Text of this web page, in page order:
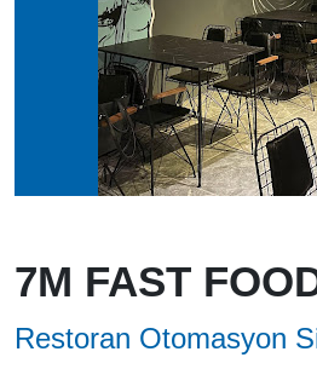
7M FAST
Restoran Otomasyon